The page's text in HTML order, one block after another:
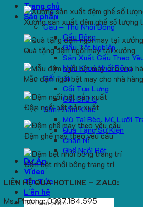
Trang chủ
Sản phẩm
Gấu – Thú Nhồi Bông
Gấu Bông
Gấu Tốt Nghiệp
Sản Xuất Gấu Theo
Móc Khoá Nhồi Bông
Gối Tựa
Gối Tựa Lưng
Gối Chữ U
Sản Phẩm Khác
Mũ Tai Bèo, Mũ Lưỡi
Quà Tặng Sự Kiện
Chăn Nỉ
Ghế Ngồi Bệt
Dự Án
Video
Tin Tức
Liên hệ
Search
Xưởng sản xuất đệm ghế số lượng
Quà tặng đệm ngồi may tại xưởng
Mẫu đệm ngồi bệt may cho nhà hàng
Đệm ngồi bệt sản xuất
Đệm ghế may theo yêu cầu
Đệm bệt nhồi bông trang trí
LIÊN HỆ QUA HOTLINE – ZALO:
Ms. Phương: 0397.184.595